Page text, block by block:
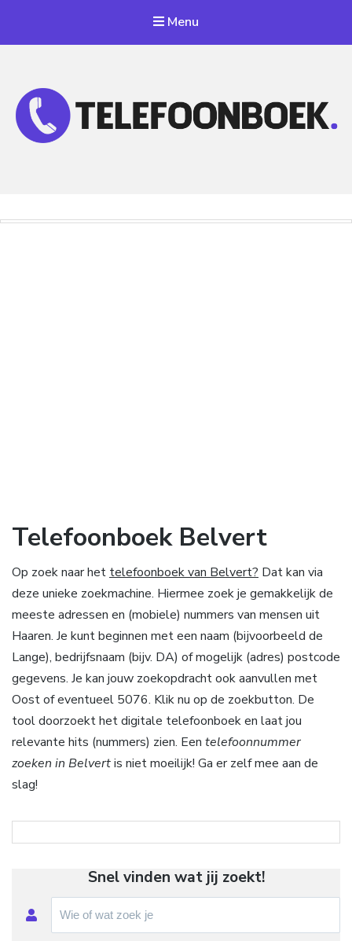
Menu
Telefoonboek Belvert
Op zoek naar het telefoonboek van Belvert? Dat kan via
deze unieke zoekmachine. Hiermee zoek je gemakkelijk de
meeste adressen en (mobiele) nummers van mensen uit
Haaren. Je kunt beginnen met een naam (bijvoorbeeld de
Lange), bedrijfsnaam (bijv. DA) of mogelijk (adres) postcode
gegevens. Je kan jouw zoekopdracht ook aanvullen met
Oost of eventueel 5076. Klik nu op de zoekbutton. De
tool doorzoekt het digitale telefoonboek en laat jou
relevante hits (nummers) zien. Een telefoonnummer
zoeken in Belvertis niet moeilijk! Ga er zelf mee aan de
slag!
Snel vinden wat jij zoekt!